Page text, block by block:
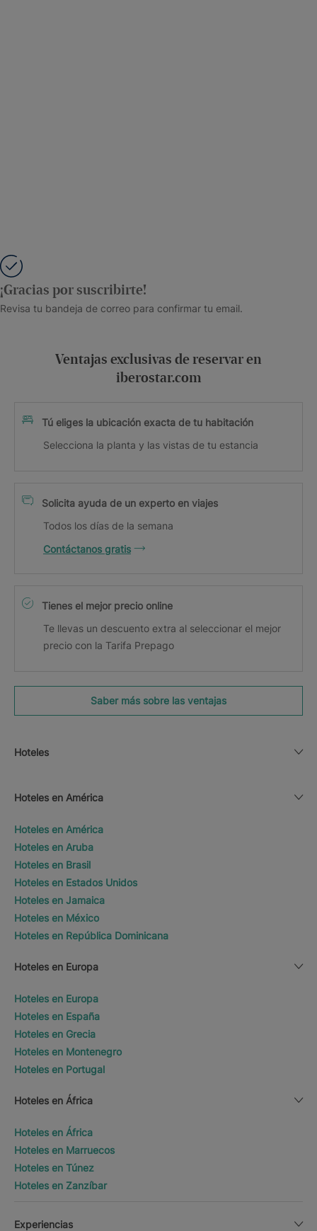
¡Gracias por suscribirte!
Revisa tu bandeja de correo para confirmar tu email.
Ventajas exclusivas de reservar en
iberostar.com
Tú eliges la ubicación exacta de tu habitación
Selecciona la planta y las vistas de tu estancia
Solicita ayuda de un experto en viajes
Todos los días de la semana
Contáctanos gratis
Tienes el mejor precio online
Te llevas un descuento extra al seleccionar el mejor
precio con la Tarifa Prepago
Saber más sobre las ventajas
Hoteles
Hoteles en América
Hoteles en América
Hoteles en Aruba
Hoteles en Brasil
Hoteles en Estados Unidos
Hoteles en Jamaica
Hoteles en México
Hoteles en República Dominicana
Hoteles en Europa
Hoteles en Europa
Hoteles en España
Hoteles en Grecia
Hoteles en Montenegro
Hoteles en Portugal
Hoteles en África
Hoteles en África
Hoteles en Marruecos
Hoteles en Túnez
Hoteles en Zanzíbar
Experiencias